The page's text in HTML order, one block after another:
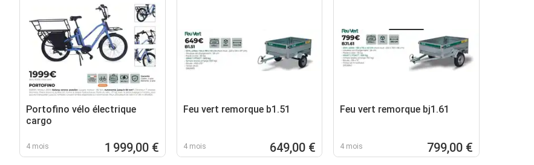
Portofino vélo électrique
cargo
4 mois 1 999,00 €
Feu vert remorque b1.51
4 mois 649,00 €
Feu vert remorque bj1.61
4 mois 799,00 €